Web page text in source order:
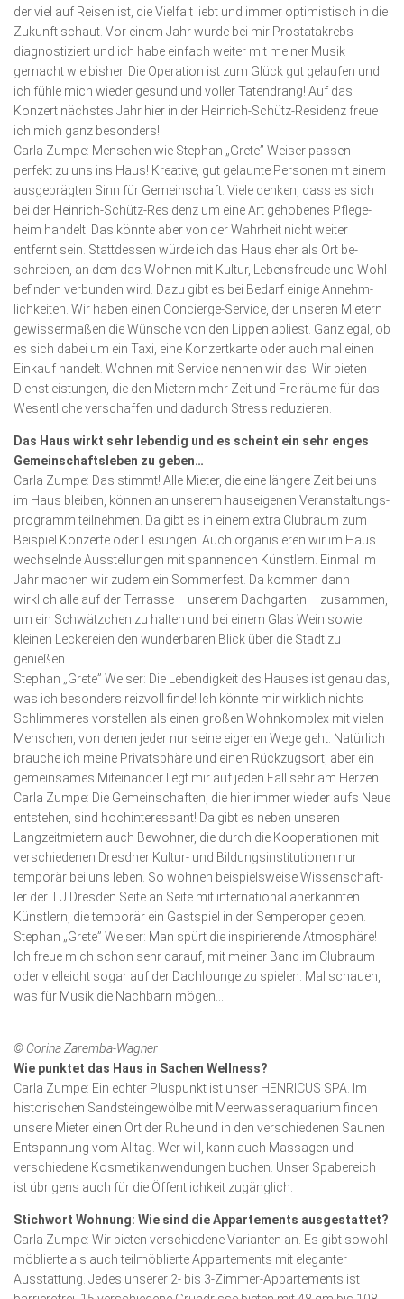
der viel auf Reisen ist, die Vielfalt liebt und immer optimistisch in die
Zukunft schaut. Vor einem Jahr wurde bei mir Prostatakrebs
diagnostiziert und ich habe einfach weiter mit meiner Musik
gemacht wie bisher. Die Operation ist zum Glück gut gelaufen und
ich fühle mich wieder gesund und voller Taten­drang! Auf das
Konzert nächstes Jahr hier in der Heinrich-Schütz-Residenz freue
ich mich ganz besonders!
Carla Zumpe: Menschen wie Stephan „Grete” Weiser passen
perfekt zu uns ins Haus! Kreative, gut gelaunte Personen mit einem
ausgeprägten Sinn für Ge­meinschaft. Viele denken, dass es sich
bei der Heinrich-Schütz-Resi­denz um eine Art gehobenes Pflege­
heim handelt. Das könnte aber von der Wahrheit nicht weiter
entfernt sein. Stattdessen würde ich das Haus eher als Ort be­
schreiben, an dem das Wohnen mit Kultur, Lebens­freude und Wohl­
be­fin­den verbunden wird. Dazu gibt es bei Bedarf einige Annehm­
lich­keiten. Wir haben einen Concierge-Service, der unseren Mietern
gewissermaßen die Wünsche von den Lippen abliest. Ganz egal, ob
es sich dabei um ein Taxi, eine Konzert­karte oder auch mal einen
Einkauf handelt. Wohnen mit Service nennen wir das. Wir bieten
Dienst­leistun­gen, die den Mietern mehr Zeit und Freiräume für das
Wesent­liche verschaffen und dadurch Stress reduzieren.
Das Haus wirkt sehr lebendig und es scheint ein sehr enges
Gemeins­chafts­leben zu geben…
Carla Zumpe: Das stimmt! Alle Mieter, die eine längere Zeit bei uns
im Haus bleiben, können an unserem hauseigenen Veran­stal­tungs­­
programm teilnehmen. Da gibt es in einem extra Club­raum zum
Beispiel Konzerte oder Lesungen. Auch organisieren wir im Haus
wechselnde Aus­stellun­gen mit spannenden Künst­lern. Ein­mal im
Jahr machen wir zudem ein Sommerfest. Da kommen dann
wirklich alle auf der Terrasse – unserem Dach­garten – zusammen,
um ein Schwätz­chen zu halten und bei einem Glas Wein sowie
kleinen Leckereien den wunderbaren Blick über die Stadt zu
genießen.
Stephan „Grete” Weiser: Die Leben­dig­­keit des Hauses ist genau das,
was ich besonders reizvoll finde! Ich könnte mir wirklich nichts
Schlim­me­res vorstellen als einen großen Wohn­komplex mit vielen
Menschen, von denen jeder nur seine eigenen Wege geht. Natürlich
brauche ich meine Privatsphäre und einen Rück­zugsort, aber ein
gemeinsames Miteinander liegt mir auf jeden Fall sehr am Herzen.
Carla Zumpe: Die Gemeinschaften, die hier immer wieder aufs Neue
entstehen, sind hochinteressant! Da gibt es neben unseren
Langzeit­mietern auch Bewohner, die durch die Koopera­tio­nen mit
verschiedenen Dresd­ner Kultur- und Bil­dungs­institu­tionen nur
temporär bei uns leben. So wohnen beispielsweise Wissen­schaft­
ler der TU Dresden Seite an Seite mit international anerkannten
Künstlern, die temporär ein Gastspiel in der Semperoper geben.
Stephan „Grete” Weiser: Man spürt die inspirierende Atmosphäre!
Ich freue mich schon sehr darauf, mit meiner Band im Clubraum
oder vielleicht sogar auf der Dach­lounge zu spielen. Mal schauen,
was für Musik die Nachbarn mögen…
© Corina Zaremba-Wagner
Wie punktet das Haus in Sachen Wellness?
Carla Zumpe: Ein echter Pluspunkt ist unser HENRICUS SPA. Im
historischen Sandsteingewölbe mit Meer­wasseraquarium finden
unsere Mieter einen Ort der Ruhe und in den verschiedenen Saunen
Entspannung vom Alltag. Wer will, kann auch Massagen und
verschiedene Kosmetik­anwen­dungen buchen. Unser Spa­bereich
ist übrigens auch für die Öffentlichkeit zugänglich.
Stichwort Wohnung: Wie sind die Appartements ausgestattet?
Carla Zumpe: Wir bieten verschiedene Varianten an. Es gibt sowohl
möblierte als auch teilmöblierte Apparte­ments mit eleganter
Ausstattung. Jedes unserer 2- bis 3-Zimmer-Apparte­ments ist